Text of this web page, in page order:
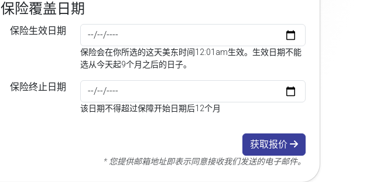
保险覆盖日期
保险生效日期
保险会在你所选的这天美东时间12:01am生效。生效日期不能
选从今天起9个月之后的日子。
保险终止日期
该日期不得超过保障开始日期后12个月
获取报价
* 您提供邮箱地址即表示同意接收我们发送的电子邮件。